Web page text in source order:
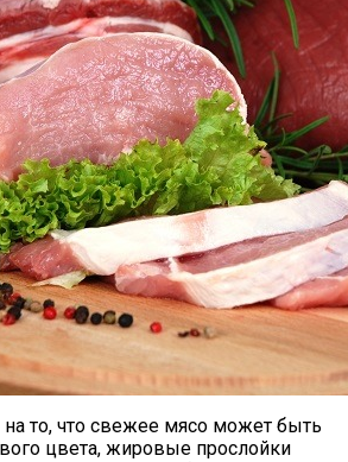
то, что свежее мясо может быть
цвета, жировые прослойки